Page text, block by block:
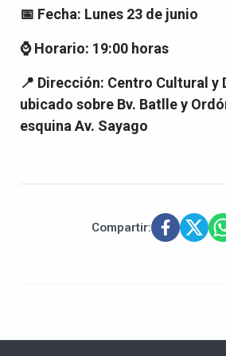
📅 Fecha: Lunes 23 de junio
⌚ Horario: 19:00 horas
📍 Dirección: Centro Cultural y
ubicado sobre Bv. Batlle y
esquina Av. Sayago
Compartir: